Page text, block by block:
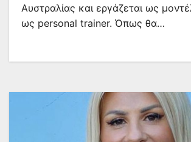
Αυστραλίας και εργάζεται ως
ως personal trainer. Όπως θα…